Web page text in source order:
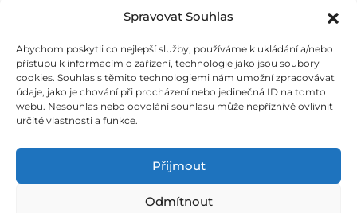
Spravovat Souhlas
Abychom poskytli co nejlepší služby, používáme k ukládání a/nebo
přístupu k informacím o zařízení, technologie jako jsou soubory
cookies. Souhlas s těmito technologiemi nám umožní zpracovávat
údaje, jako je chování při procházení nebo jedinečná ID na tomto
webu. Nesouhlas nebo odvolání souhlasu může nepříznivě ovlivnit
určité vlastnosti a funkce.
Přijmout
Odmítnout
Technologie
602 00 Brno